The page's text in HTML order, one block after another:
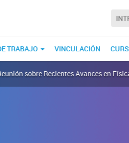
TRABAJO VINCULACIÓN
sobre Recientes Avances en